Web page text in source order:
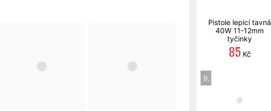
Pistole lepicí tavná
40W 11-12mm
tyčinky
85Kč
9.